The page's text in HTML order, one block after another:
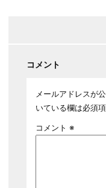
コメント
メールアドレスが
いている欄は必須
コメント ※